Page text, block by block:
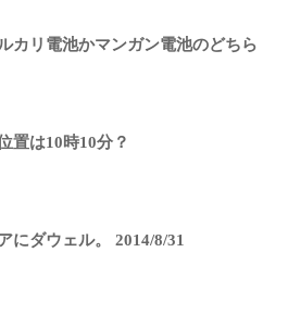
カリ電池かマンガン電池のどちら
置は10時10分？
にダウェル。 2014/8/31